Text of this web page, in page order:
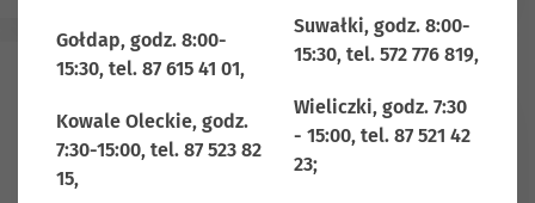
Lista akceptowalnych
zakładów ubezpieczeń
Gołdap, godz. 8:00-
15:30, tel. 87 615 41 01,
Kowale Oleckie, godz.
7:30-15:00, tel. 87 523 82
15,
Suwałki, godz. 8:00-
15:30, tel. 572 776 819,
Wieliczki, godz. 7:30
- 15:00, tel. 87 521 42
23;